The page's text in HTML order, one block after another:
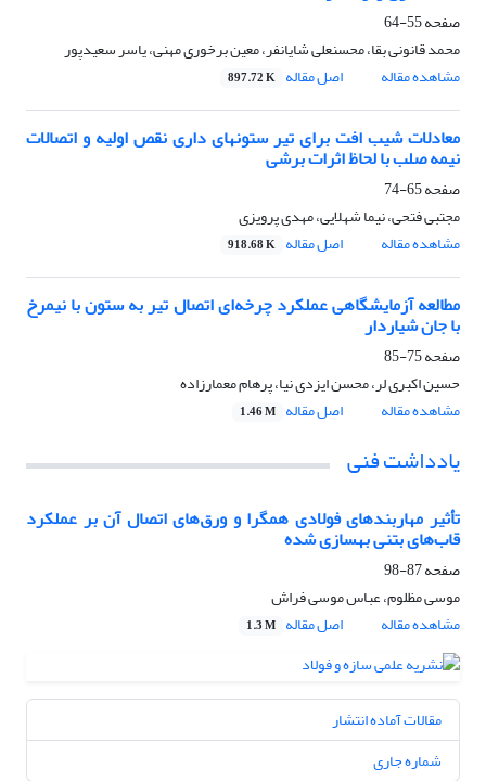
صفحه55-64
محمد قانونی بقا، محسنعلی شایانفر، معین برخوری مهنی، یاسر سعیدپور
مشاهده مقاله
اصل مقاله 897.72 K
معادلات شیب افت برای تیر ستونهای داری نقص اولیه و اتصالات
نیمه صلب با لحاظ اثرات برشی
صفحه65-74
مجتبی فتحی، نیما شهلایی، مهدی پرویزی
مشاهده مقاله
اصل مقاله 918.68 K
مطالعه آزمایشگاهی عملکرد چرخه‌ای اتصال تیر به ستون با نیمرخ
با جان شیاردار
صفحه75-85
حسین اکبری لر، محسن ایزدی نیا، پرهام معمارزاده
مشاهده مقاله
اصل مقاله 1.46 M
یادداشت فنی
تأثیر مهاربندهای فولادی همگرا و ورق‌های اتصال آن بر عملکرد
قاب‌های بتنی بهسازی شده
صفحه87-98
موسی مظلوم، عباس موسی فراش
مشاهده مقاله
اصل مقاله 1.3 M
مقالات آماده انتشار
شماره جاری